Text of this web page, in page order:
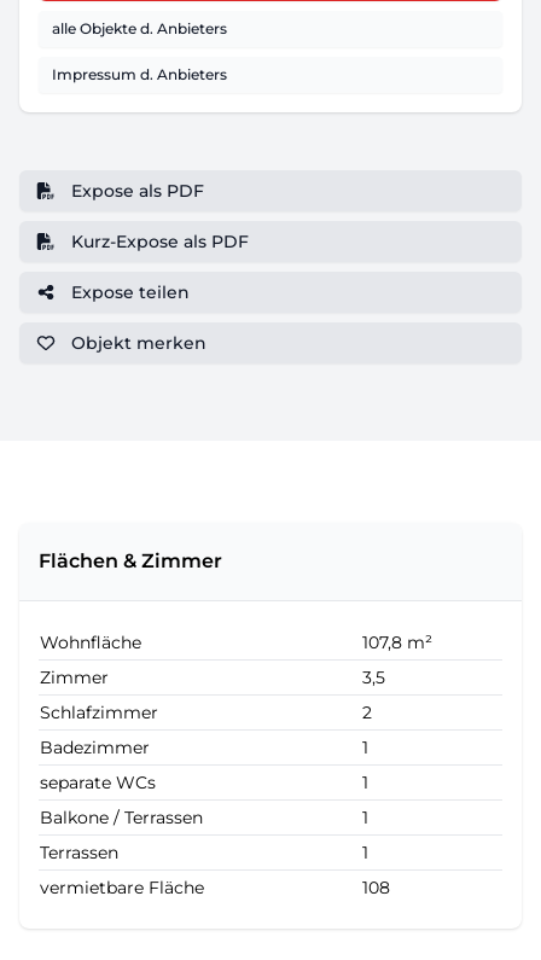
alle Objekte d. Anbieters
Impressum d. Anbieters
Expose als PDF
Kurz-Expose als PDF
Expose teilen
Objekt merken
Flächen & Zimmer
Wohnfläche
107,8 m²
Zimmer
3,5
Schlafzimmer
2
Badezimmer
1
separate WCs
1
Balkone / Terrassen
1
Terrassen
1
vermietbare Fläche
108